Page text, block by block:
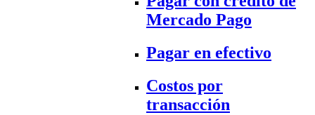
Mercado Pago
Pagar en efectivo
Costos por
transacción